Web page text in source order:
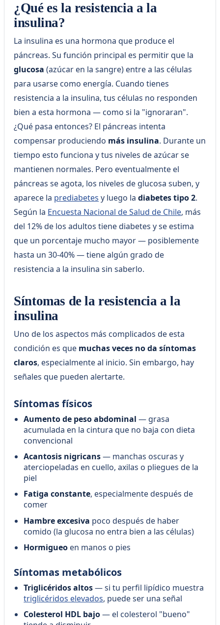
¿Qué es la resistencia a la
insulina?
La insulina es una hormona que produce el
páncreas. Su función principal es permitir que la
glucosa (azúcar en la sangre) entre a las células
para usarse como energía. Cuando tienes
resistencia a la insulina, tus células no responden
bien a esta hormona — como si la "ignoraran".
¿Qué pasa entonces? El páncreas intenta
compensar produciendo más insulina. Durante un
tiempo esto funciona y tus niveles de azúcar se
mantienen normales. Pero eventualmente el
páncreas se agota, los niveles de glucosa suben, y
aparece la prediabetes y luego ladiabetes tipo 2.
Según la Encuesta Nacional de Salud de Chile, más
del 12% de los adultos tiene diabetes y se estima
que un porcentaje mucho mayor — posiblemente
hasta un 30-40% — tiene algún grado de
resistencia a la insulina sin saberlo.
Síntomas de la resistencia a la
insulina
Uno de los aspectos más complicados de esta
condición es que muchas veces no da síntomas
claros, especialmente al inicio. Sin embargo, hay
señales que pueden alertarte.
Síntomas físicos
Aumento de peso abdominal — grasa
acumulada en la cintura que no baja con dieta
convencional
Acantosis nigricans— manchas oscuras y
aterciopeladas en cuello, axilas o pliegues de la
piel
Fatiga constante, especialmente después de
comer
Hambre excesiva poco después de haber
comido (la glucosa no entra bien a las células)
Hormigueo en manos o pies
Síntomas metabólicos
Triglicéridos altos— si tu perfil lipídico muestra
triglicéridos elevados, puede ser una señal
Colesterol HDL bajo— el colesterol "bueno"